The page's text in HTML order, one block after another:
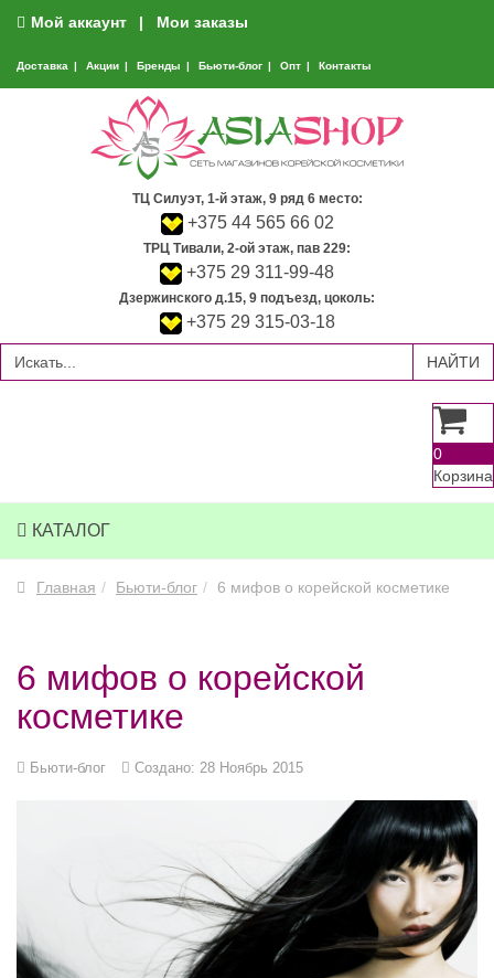
Мой аккаунт Мои заказы
Доставка Акции Бренды Бьюти-блог Опт Контакты
ТЦ Силуэт, 1-й этаж, 9 ряд 6 место:
+375 44 565 66 02
ТРЦ Тивали, 2-ой этаж, пав 229:
+375 29 311-99-48
Дзержинского д.15, 9 подъезд, цоколь:
+375 29 315-03-18
0
Корзина
КАТАЛОГ
Главная Бьюти-блог 6 мифов о корейской косметике
6 мифов о корейской
косметике
Бьюти-блог Создано: 28 Ноябрь 2015